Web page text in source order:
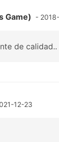
Game) -
de calidad..
12-23